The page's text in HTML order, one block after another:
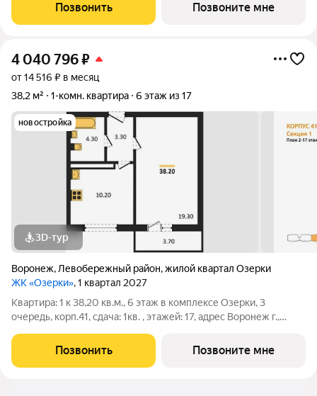
Позвонить Позвоните мне
4 040 796₽
от 14 516 ₽ в месяц
38,2 м²
1-комн. квартира 6 этаж из 17
новостройка
3D-тур
Воронеж, Левобережный район,жилой квартал Озерки
ЖК «Озерки», 1 квартал 2027
Квартира: 1 к 38,20 кв.м., 6 этаж в комплексе Озерки, 3
очередь, корп.41, сдача: 1кв. , этажей: 17, адрес Воронеж г.,
Позвонить Позвоните мне